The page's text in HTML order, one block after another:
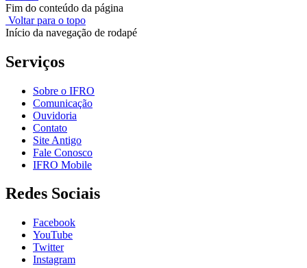
Fim do conteúdo da página
Voltar para o topo
Início da navegação de rodapé
Serviços
Sobre o IFRO
Comunicação
Ouvidoria
Contato
Site Antigo
Fale Conosco
IFRO Mobile
Redes Sociais
Facebook
YouTube
Twitter
Instagram